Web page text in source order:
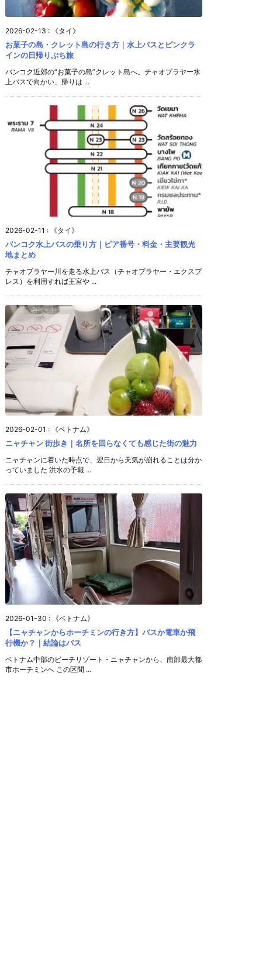
2026-02-13 : 《タイ》
お菓子の島・クレット島の行き方｜水上バスとピンクラ
インの日帰りぷち旅
バンコク近郊の“お菓子の島”クレット島へ。チャオプラヤー水
上バスで向かい、帰りは ...
2026-02-11 : 《タイ》
バンコク水上バスの乗り方｜ピア番号・料金・主要観光
地まとめ
チャオプラヤー川を走る水上バス（チャオプラヤー・エクスプ
レス）を利用すれば王宮や ...
2026-02-01 : 《ベトナム》
ニャチャン 街歩き｜名所を回らなくても感じた街の魅力
ニャチャンに着いた時点で、翌日から天気が崩れることは分か
っていました 洪水の予報 ...
2026-01-30 : 《ベトナム》
【ニャチャンからホーチミンの行き方】バスか電車か飛
行機か？｜結論はバス
ベトナム中部のビーチリゾート・ニャチャンから、南部最大都
市ホーチミンへ この区間 ...